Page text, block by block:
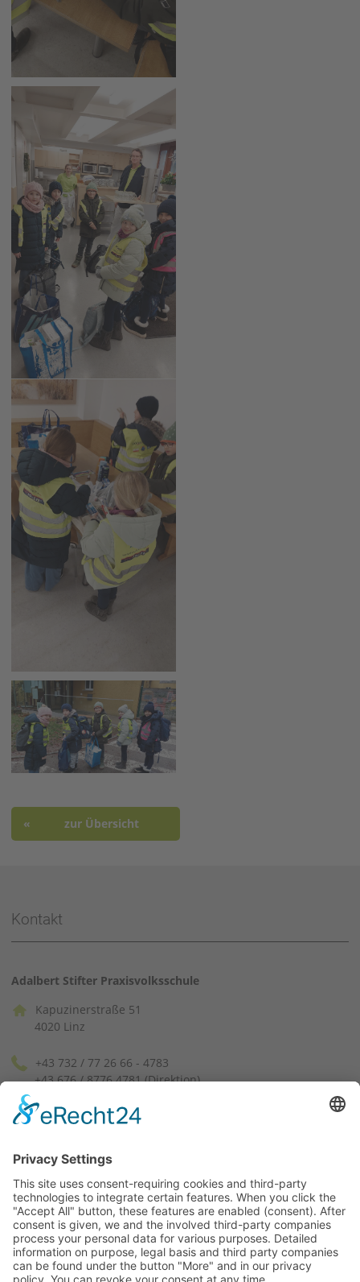
zur Übersicht
Kontakt
Adalbert Stifter Praxisvolksschule
Kapuzinerstraße 51
4020 Linz
+43 732 / 77 26 66 - 4783
+43 676 / 8776 4781 (Direktion)
pvssek[at]ph-linz.at
(instagram)
Lageplan